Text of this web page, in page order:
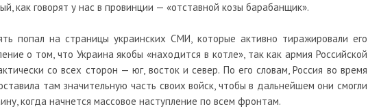
как говорят у нас в провинции — «отставной козы барабанщик».
попал на страницы украинских СМИ, которые активно тиражировали его
о том, что Украина якобы «находится в котле», так как армия Российской
со всех сторон — юг, восток и север. По его словам, Россия во время
там значительную часть своих войск, чтобы в дальнейшем они смогли
когда начнется массовое наступление по всем фронтам.